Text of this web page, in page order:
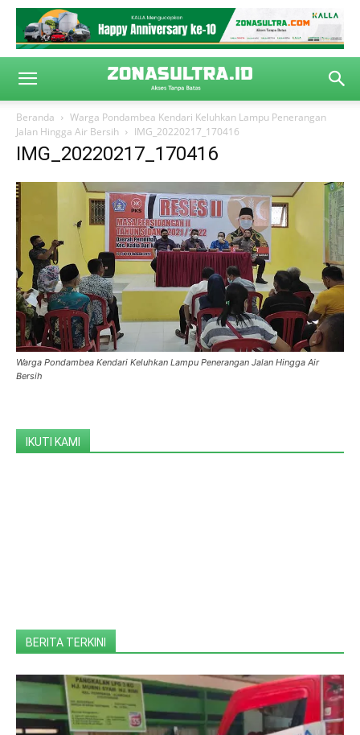
Beranda
Warga Pondambea Kendari Keluhkan Lampu Penerangan
Jalan Hingga Air Bersih
IMG_20220217_170416
IMG_20220217_170416
Warga Pondambea Kendari Keluhkan Lampu Penerangan Jalan Hingga Air
Bersih
IKUTI KAMI
BERITA TERKINI